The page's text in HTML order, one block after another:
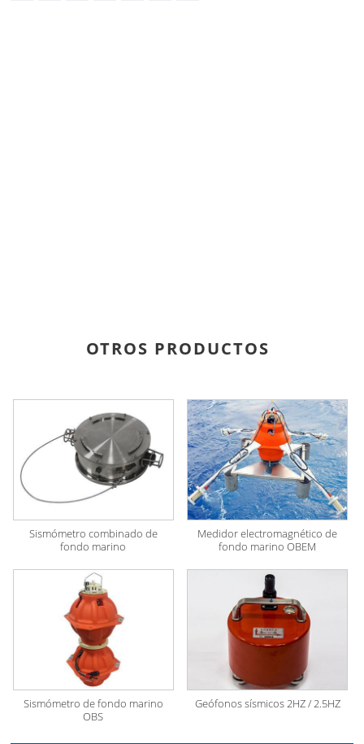
OTROS PRODUCTOS
Sismómetro combinado de
fondo marino
Medidor electromagnético de
fondo marino OBEM
Sismómetro de fondo marino
OBS
Geófonos sísmicos 2HZ / 2.5HZ